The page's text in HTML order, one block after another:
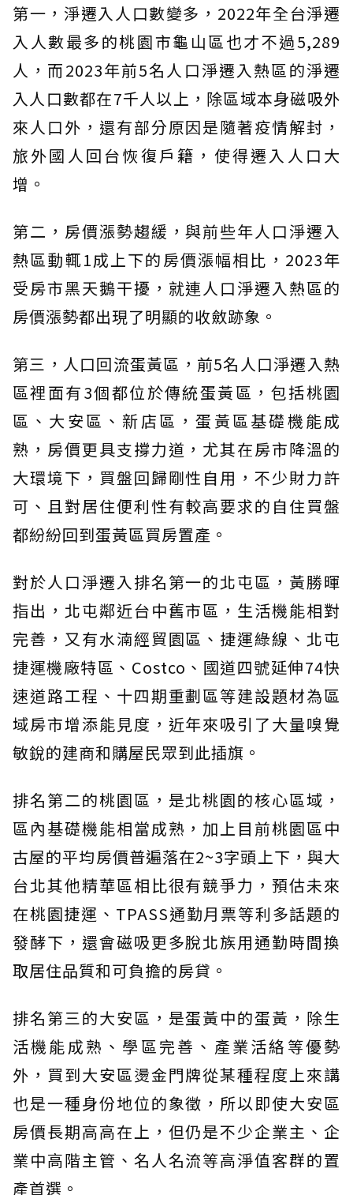
第一，淨遷入人口數變多，2022年全台淨遷
入人數最多的桃園市龜山區也才不過5,289
人，而2023年前5名人口淨遷入熱區的淨遷
入人口數都在7千人以上，除區域本身磁吸外
來人口外，還有部分原因是隨著疫情解封，
旅外國人回台恢復戶籍，使得遷入人口大
增。
第二，房價漲勢趨緩，與前些年人口淨遷入
熱區動輒1成上下的房價漲幅相比，2023年
受房市黑天鵝干擾，就連人口淨遷入熱區的
房價漲勢都出現了明顯的收斂跡象。
第三，人口回流蛋黃區，前5名人口淨遷入熱
區裡面有3個都位於傳統蛋黃區，包括桃園
區、大安區、新店區，蛋黃區基礎機能成
熟，房價更具支撐力道，尤其在房市降溫的
大環境下，買盤回歸剛性自用，不少財力許
可、且對居住便利性有較高要求的自住買盤
都紛紛回到蛋黃區買房置產。
對於人口淨遷入排名第一的北屯區，黃勝暉
指出，北屯鄰近台中舊市區，生活機能相對
完善，又有水湳經貿園區、捷運綠線、北屯
捷運機廠特區、Costco、國道四號延伸74快
速道路工程、十四期重劃區等建設題材為區
域房市增添能見度，近年來吸引了大量嗅覺
敏銳的建商和購屋民眾到此插旗。
排名第二的桃園區，是北桃園的核心區域，
區內基礎機能相當成熟，加上目前桃園區中
古屋的平均房價普遍落在2~3字頭上下，與大
台北其他精華區相比很有競爭力，預估未來
在桃園捷運、TPASS通勤月票等利多話題的
發酵下，還會磁吸更多脫北族用通勤時間換
取居住品質和可負擔的房貸。
排名第三的大安區，是蛋黃中的蛋黃，除生
活機能成熟、學區完善、產業活絡等優勢
外，買到大安區燙金門牌從某種程度上來講
也是一種身份地位的象徵，所以即使大安區
房價長期高高在上，但仍是不少企業主、企
業中高階主管、名人名流等高淨值客群的置
產首選。